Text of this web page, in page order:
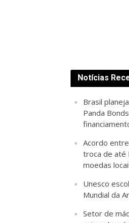
Notícias
Brasil
Panda
Acordo
troca de até
moedas
Unesco
Mundial da
Setor de